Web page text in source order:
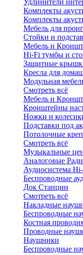
Удлинители
Комплекты
Комплекты
Мебель для
Стойки и
Мебель и
Hi-Fi тумбы и
Защитные
Кресла для
Модульная
Смотреть всё
Мебель и
Кронштейны
Ножки и
Подставки под
Потолочные
Смотреть всё
Музыкальные
Аналоговые
Аудиосистема
Беспроводные
Док Станции
Смотреть всё
Накладные
Беспроводные
Костная
Проводные
Наушники
Беспроводные